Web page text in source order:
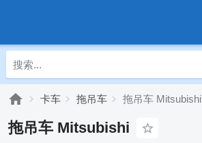
卡车 拖吊车 拖吊车 Mitsubishi
拖吊车 Mitsubishi